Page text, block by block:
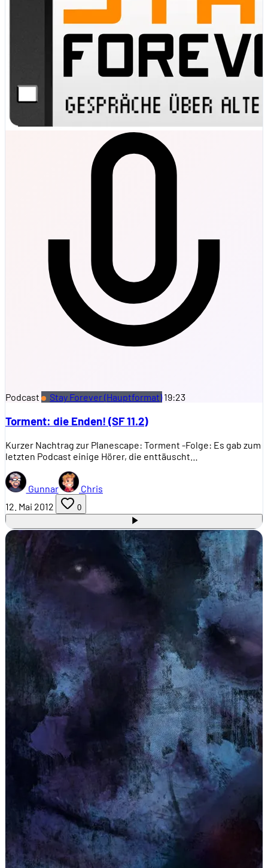
Podcast Stay Forever (Hauptformat) 19:23
Torment: die Enden! (SF 11.2)
Kurzer Nachtrag zur Planescape: Torment -Folge: Es gab zum
letzten Podcast einige Hörer, die enttäuscht…
Gunnar
Chris
12. Mai 2012
0